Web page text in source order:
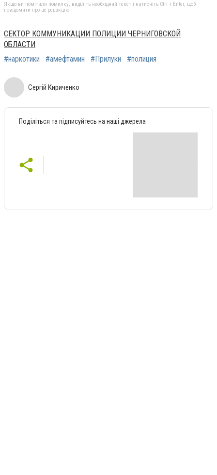
Якщо ви помітили помилку, виділіть необхідний текст і натисніть Ctrl + Enter, щоб
повідомити про це редакцію
СЕКТОР КОММУНИКАЦИИ ПОЛИЦИИ ЧЕРНИГОВСКОЙ
ОБЛАСТИ
#наркотики
#амефтамин #Прилуки #полиция
Сергій Кириченко
Поділіться та підписуйтесь на наші джерела